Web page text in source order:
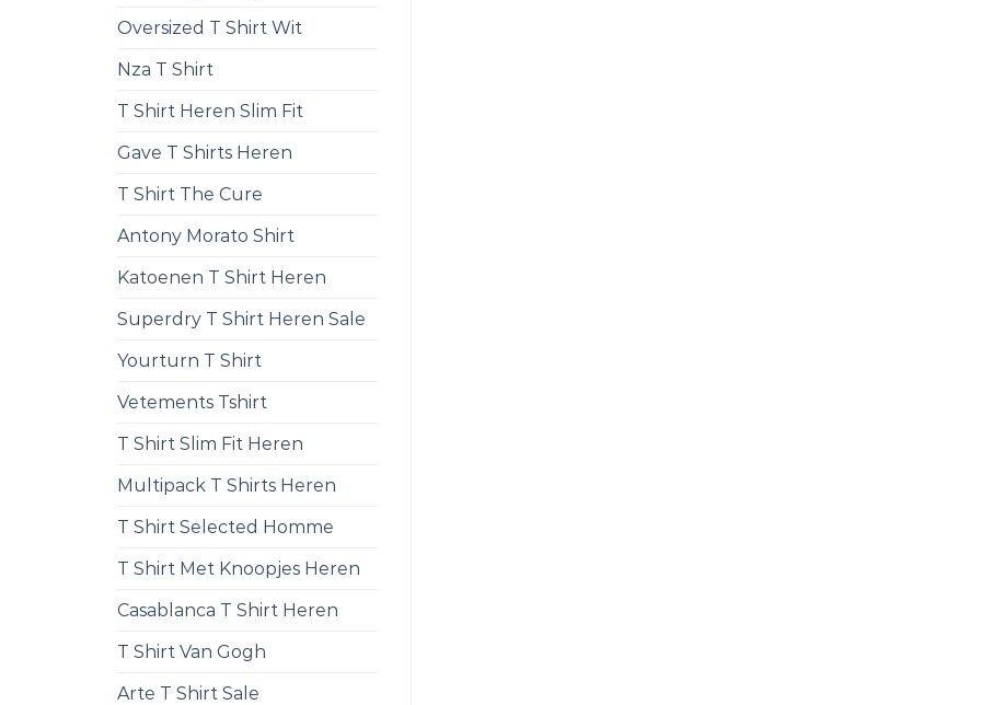
Oversized T Shirt Wit
Nza T Shirt
T Shirt Heren Slim Fit
Gave T Shirts Heren
T Shirt The Cure
Antony Morato Shirt
Katoenen T Shirt Heren
Superdry T Shirt Heren Sale
Yourturn T Shirt
Vetements Tshirt
T Shirt Slim Fit Heren
Multipack T Shirts Heren
T Shirt Selected Homme
T Shirt Met Knoopjes Heren
Casablanca T Shirt Heren
T Shirt Van Gogh
Arte T Shirt Sale